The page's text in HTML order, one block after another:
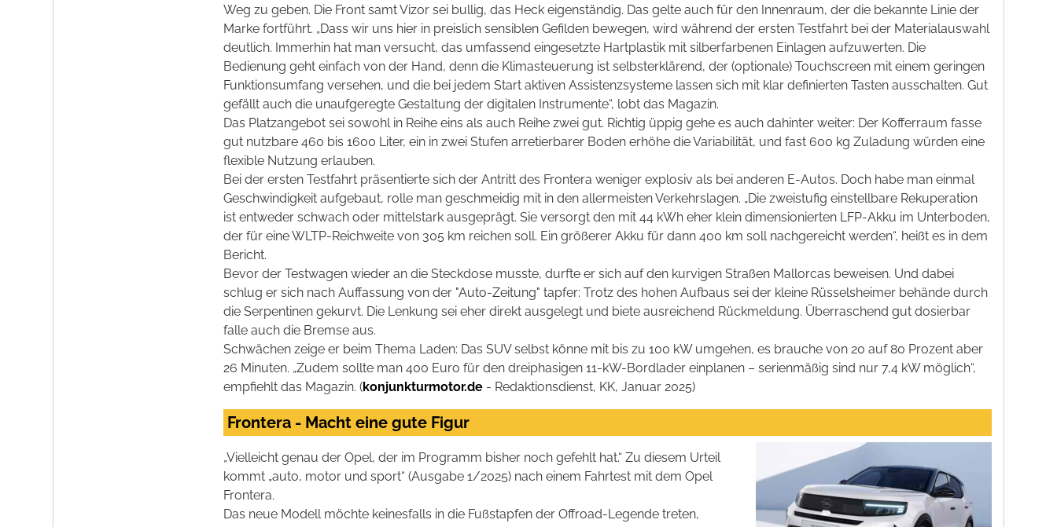
Weg zu geben. Die Front samt Vizor sei bullig, das Heck eigenständig. Das gelte auch für den Innenraum, der die bekannte Linie der
Marke fortführt. „Dass wir uns hier in preislich sensiblen Gefilden bewegen, wird während der ersten Testfahrt bei der Materialauswahl
deutlich. Immerhin hat man versucht, das umfassend eingesetzte Hartplastik mit silberfarbenen Einlagen aufzuwerten. Die
Bedienung geht einfach von der Hand, denn die Klimasteuerung ist selbsterklärend, der (optionale) Touchscreen mit einem geringen
Funktionsumfang versehen, und die bei jedem Start aktiven Assistenzsysteme lassen sich mit klar definierten Tasten ausschalten. Gut
gefällt auch die unaufgeregte Gestaltung der digitalen Instrumente“, lobt das Magazin.
Das Platzangebot sei sowohl in Reihe eins als auch Reihe zwei gut. Richtig üppig gehe es auch dahinter weiter: Der Kofferraum fasse
gut nutzbare 460 bis 1600 Liter, ein in zwei Stufen arretierbarer Boden erhöhe die Variabilität, und fast 600 kg Zuladung würden eine
flexible Nutzung erlauben.
Bei der ersten Testfahrt präsentierte sich der Antritt des Frontera weniger explosiv als bei anderen E-Autos. Doch habe man einmal
Geschwindigkeit aufgebaut, rolle man geschmeidig mit in den allermeisten Verkehrslagen. „Die zweistufig einstellbare Rekuperation
ist entweder schwach oder mittelstark ausgeprägt. Sie versorgt den mit 44 kWh eher klein dimensionierten LFP-Akku im Unterboden,
der für eine WLTP-Reichweite von 305 km reichen soll. Ein größerer Akku für dann 400 km soll nachgereicht werden“, heißt es in dem
Bericht.
Bevor der Testwagen wieder an die Steckdose musste, durfte er sich auf den kurvigen Straßen Mallorcas beweisen. Und dabei
schlug er sich nach Auffassung von der "Auto-Zeitung" tapfer: Trotz des hohen Aufbaus sei der kleine Rüsselsheimer behände durch
die Serpentinen gekurvt. Die Lenkung sei eher direkt ausgelegt und biete ausreichend Rückmeldung. Überraschend gut dosierbar
falle auch die Bremse aus.
Schwächen zeige er beim Thema Laden: Das SUV selbst könne mit bis zu 100 kW umgehen, es brauche von 20 auf 80 Prozent aber
26 Minuten. „Zudem sollte man 400 Euro für den dreiphasigen 11-kW-Bordlader einplanen – serienmäßig sind nur 7,4 kW möglich“,
empfiehlt das Magazin. (konjunkturmotor.de - Redaktionsdienst, KK, Januar 2025)
Frontera - Macht eine gute Figur
„Vielleicht genau der Opel, der im Programm bisher noch gefehlt hat.“ Zu diesem Urteil
kommt „auto, motor und sport“ (Ausgabe 1/2025) nach einem Fahrtest mit dem Opel
Frontera.
Das neue Modell möchte keinesfalls in die Fußstapfen der Offroad-Legende treten,